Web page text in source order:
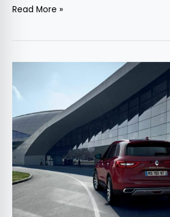
Read More »
Renault
Koleos
facelift
–
Informații
și
fotografii